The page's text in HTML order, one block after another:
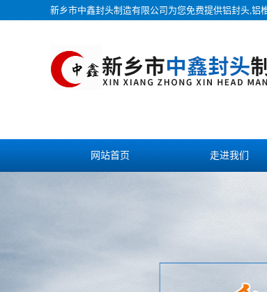
新乡市中鑫封头制造有限公司为您免费提供铝封头,铝
网站首页 走进我们